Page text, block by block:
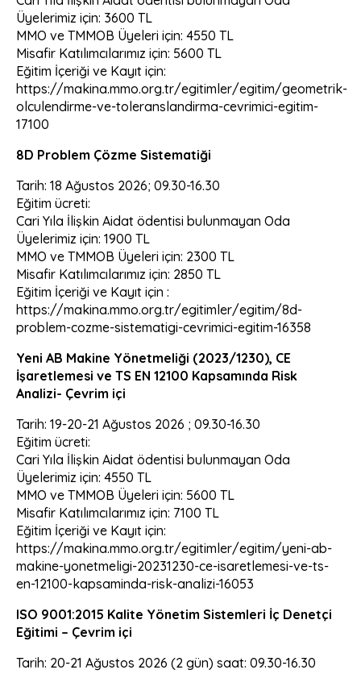
Üyelerimiz için: 3600 TL
MMO ve TMMOB Üyeleri için: 4550 TL
Misafir Katılımcılarımız için: 5600 TL
Eğitim İçeriği ve Kayıt için:
https://makina.mmo.org.tr/egitimler/egitim/geometrik-
olculendirme-ve-toleranslandirma-cevrimici-egitim-
17100
8D Problem Çözme Sistematiği
Tarih: 18 Ağustos 2026; 09.30-16.30
Eğitim ücreti:
Cari Yıla İlişkin Aidat ödentisi bulunmayan Oda
Üyelerimiz için: 1900 TL
MMO ve TMMOB Üyeleri için: 2300 TL
Misafir Katılımcılarımız için: 2850 TL
Eğitim İçeriği ve Kayıt için :
https://makina.mmo.org.tr/egitimler/egitim/8d-
problem-cozme-sistematigi-cevrimici-egitim-16358
Yeni AB Makine Yönetmeliği (2023/1230), CE
İşaretlemesi ve TS EN 12100 Kapsamında Risk
Analizi- Çevrim içi
Tarih: 19-20-21 Ağustos 2026 ; 09.30-16.30
Eğitim ücreti:
Cari Yıla İlişkin Aidat ödentisi bulunmayan Oda
Üyelerimiz için: 4550 TL
MMO ve TMMOB Üyeleri için: 5600 TL
Misafir Katılımcılarımız için: 7100 TL
Eğitim İçeriği ve Kayıt için:
https://makina.mmo.org.tr/egitimler/egitim/yeni-ab-
makine-yonetmeligi-20231230-ce-isaretlemesi-ve-ts-
en-12100-kapsaminda-risk-analizi-16053
ISO 9001:2015 Kalite Yönetim Sistemleri İç Denetçi
Eğitimi – Çevrim içi
Tarih: 20-21 Ağustos 2026 (2 gün) saat: 09.30-16.30